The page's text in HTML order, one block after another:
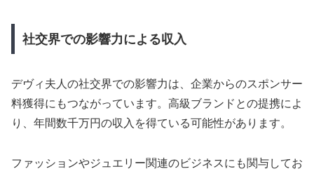
社交界での影響力による収入
デヴィ夫人の社交界での影響力は、企業からのスポンサー
料獲得にもつながっています。高級ブランドとの提携によ
り、年間数千万円の収入を得ている可能性があります。
ファッションやジュエリー関連のビジネスにも関与してお